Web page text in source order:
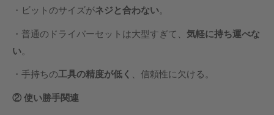
・ビットのサイズがネジと合わない。
・普通のドライバーセットは大型すぎて、 気軽に持ち運べな
い。
・手持ちの工具の精度が低く 、信頼性に欠ける。
② 使い勝手関連